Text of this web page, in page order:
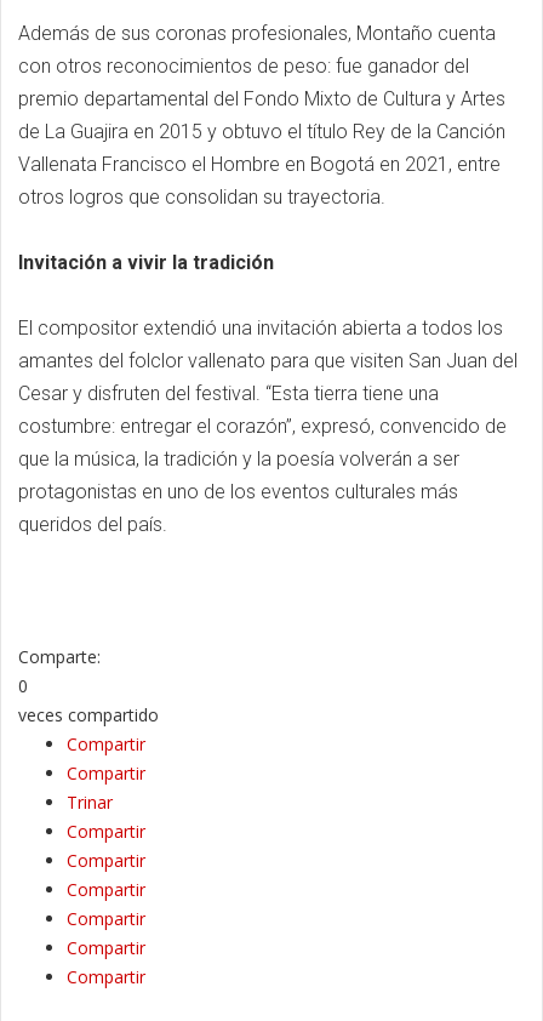
Además de sus coronas profesionales, Montaño cuenta
con otros reconocimientos de peso: fue ganador del
premio departamental del Fondo Mixto de Cultura y Artes
de La Guajira en 2015 y obtuvo el título Rey de la Canción
Vallenata Francisco el Hombre en Bogotá en 2021, entre
otros logros que consolidan su trayectoria.
Invitación a vivir la tradición
El compositor extendió una invitación abierta a todos los
amantes del folclor vallenato para que visiten San Juan del
Cesar y disfruten del festival. “Esta tierra tiene una
costumbre: entregar el corazón”, expresó, convencido de
que la música, la tradición y la poesía volverán a ser
protagonistas en uno de los eventos culturales más
queridos del país.
Comparte:
0
veces compartido
Compartir
Compartir
Trinar
Compartir
Compartir
Compartir
Compartir
Compartir
Compartir